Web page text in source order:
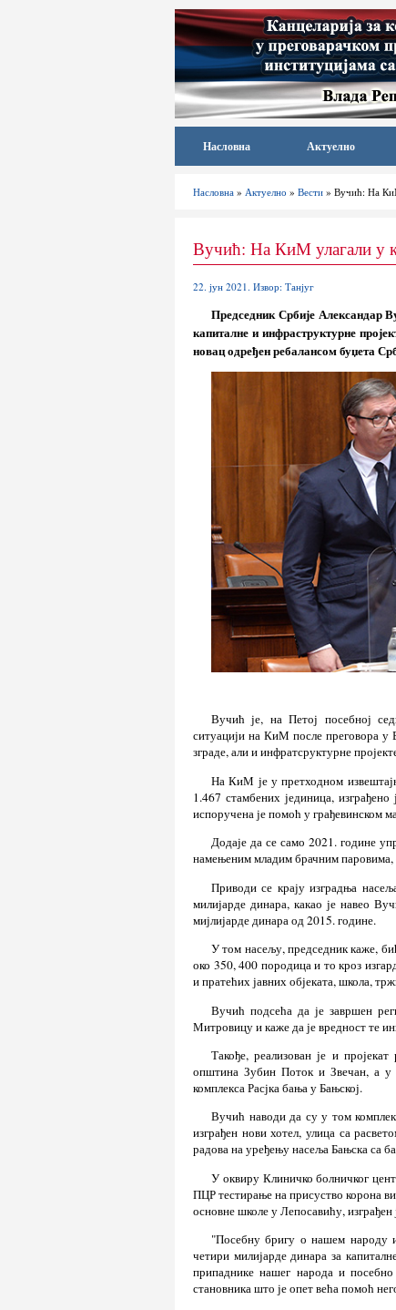
Насловна Актуелно
Насловна » Актуелно » Вести » Вучић: На
Вучић: На КиМ улагали у
22. јун 2021. Извор: Танјуг
Председник Србије Александар
капиталне и инфраструктурне
новац одређен ребалансом буџета
Вучић је, на Петој посебној
ситуацији на КиМ после преговора у
зграде, али и инфратсруктурне
На КиМ је у претходном
1.467 стамбених јединица,
испоручена је помоћ у грађевинском
Додаје да се само 2021. године
намењеним младим брачним
Приводи се крају изградња
милијарде динара, какао је навео
мијлијарде динара од 2015. године.
У том насељу, председник каже,
око 350, 400 породица и то кроз
и пратећих јавних објеката, школа,
Вучић подсећа да је завршен
Митровицу и каже да је вредност те
Такође, реализован је и
општина Зубин Поток и Звечан, а у
комплекса Расјка бања у Бањској.
Вучић наводи да су у том
изграђен нови хотел, улица са
радова на уређењу насеља Бањска са
У оквиру Клиничко болничког
ПЦР тестирање на присуство корона
основне школе у Лепосавићу,
"Посебну бригу о нашем народу
четири милијарде динара за
припаднике нашег народа и
становника што је опет већа помоћ